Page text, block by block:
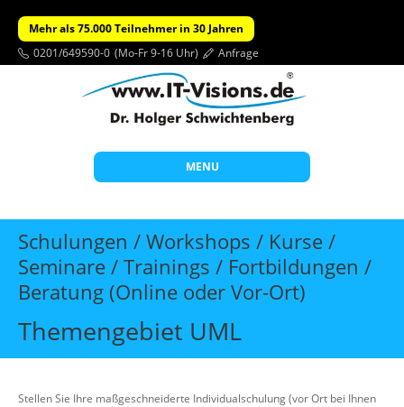
Mehr als 75.000 Teilnehmer in 30 Jahren
0201/649590-0 (Mo-Fr 9-16 Uhr) Anfrage
MENU
Start
Themen
Beratung
Individuelle Schulungen
Schulungen / Workshops / Kurse /
Seminare / Trainings / Fortbildungen /
Beratung (Online oder Vor-Ort)
Themengebiet UML
Stellen Sie Ihre maßgeschneiderte Individualschulung (vor Ort bei Ihnen